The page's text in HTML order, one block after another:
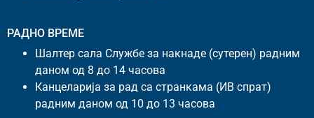
РАДНО ВРЕМЕ
Шалтер сала Службе за накнаде (сутерен) радним
даном од 8 до 14 часова
Канцеларија за рад са странкама (ИВ спрат)
радним даном од 10 до 13 часова